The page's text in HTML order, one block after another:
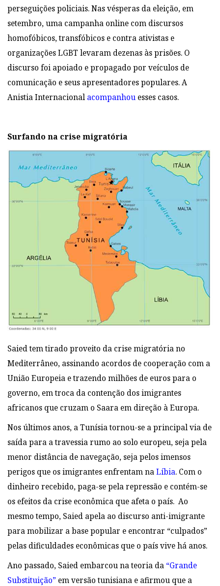
perseguições policiais. Nas vésperas da eleição, em
setembro, uma campanha online com discursos
homofóbicos, transfóbicos e contra ativistas e
organizações LGBT levaram dezenas às prisões. O
discurso foi apoiado e propagado por veículos de
comunicação e seus apresentadores populares. A
Anistia Internacional acompanhou esses casos.
Surfando na crise migratória
Saied tem tirado proveito da crise migratória no
Mediterrâneo, assinando acordos de cooperação com a
União Europeia e trazendo milhões de euros para o
governo, em troca da contenção dos imigrantes
africanos que cruzam o Saara em direção à Europa.
Nos últimos anos, a Tunísia tornou-se a principal via de
saída para a travessia rumo ao solo europeu, seja pela
menor distância de navegação, seja pelos imensos
perigos que os imigrantes enfrentam naLíbia. Com o
dinheiro recebido, paga-se pela repressão e contém-se
os efeitos da crise econômica que afeta o país. Ao
mesmo tempo, Saied apela ao discurso anti-imigrante
para mobilizar a base popular e encontrar “culpados”
pelas dificuldades econômicas que o país vive há anos.
Ano passado, Saied embarcou na teoria da “Grande
Substituição” em versão tunisiana e afirmou que a